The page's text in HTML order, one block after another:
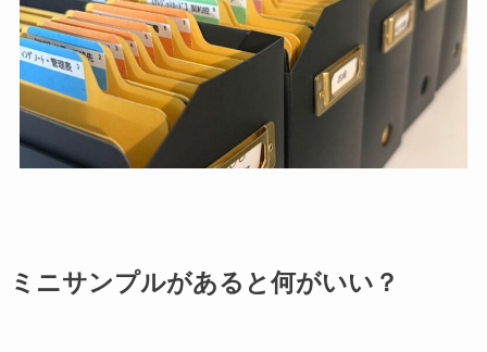
ミニサンプルがあると何がいい？